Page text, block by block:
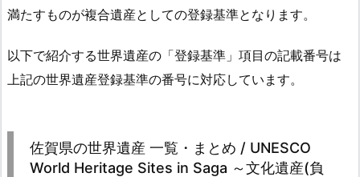
満たすものが複合遺産としての登録基準となります。
以下で紹介する世界遺産の「登録基準」項目の記載番号は
上記の世界遺産登録基準の番号に対応しています。
佐賀県の世界遺産 一覧・まとめ / UNESCO
World Heritage Sites in Saga ～文化遺産(負